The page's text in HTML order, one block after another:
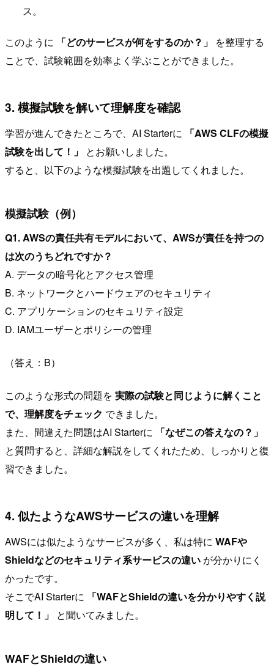
ス。
このように 「どのサービスが何をするのか？」
を整理する
ことで、試験範囲を効率よく学ぶことができました。
3. 模擬試験を解いて理解度を確認
学習が進んできたところで、AI Starterに
「AWS CLFの模擬
試験を出して！」
とお願いしました。
すると、以下のような模擬試験を出題してくれました。
模擬試験（例）
Q1. AWSの責任共有モデルにおいて、AWSが責任を持つの
は次のうちどれですか？
A. データの暗号化とアクセス管理
B. ネットワークとハードウェアのセキュリティ
C. アプリケーションのセキュリティ設定
D. IAMユーザーとポリシーの管理
（答え：B）
このような形式の問題を 実際の試験と同じように解くこと
で、理解度をチェック できました。
また、間違えた問題はAI Starterに
「なぜこの答えなの？」
と質問すると、詳細な解説をしてくれたため、しっかりと復
習できました。
4. 似たようなAWSサービスの違いを理解
AWSには似たようなサービスが多く、私は特に WAFや
Shieldなどのセキュリティ系サービスの違い が分かりにく
かったです。
そこでAI Starterに
「WAFとShieldの違いを分かりやすく説
明して！」
と聞いてみました。
WAFとShieldの違い